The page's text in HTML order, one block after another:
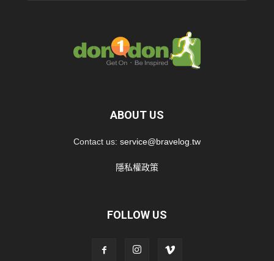
ABOUT US
Contact us: service@bravelog.tw
隱私權政策
FOLLOW US